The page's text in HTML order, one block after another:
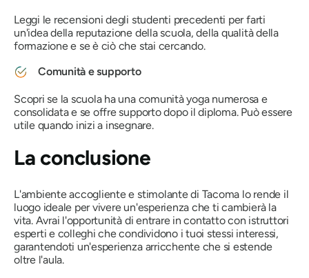
Leggi le recensioni degli studenti precedenti per farti
un'idea della reputazione della scuola, della qualità della
formazione e se è ciò che stai cercando.
Comunità e supporto
Scopri se la scuola ha una comunità yoga numerosa e
consolidata e se offre supporto dopo il diploma. Può essere
utile quando inizi a insegnare.
La conclusione
L'ambiente accogliente e stimolante di Tacoma lo rende il
luogo ideale per vivere un'esperienza che ti cambierà la
vita. Avrai l'opportunità di entrare in contatto con istruttori
esperti e colleghi che condividono i tuoi stessi interessi,
garantendoti un'esperienza arricchente che si estende
oltre l'aula.